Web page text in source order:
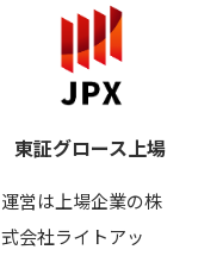
東証グロース上場
運営は上場企業の株
式会社ライトアッ